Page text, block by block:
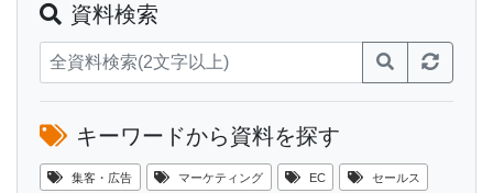
資料検索
キーワードから資料を探す
集客・広告 マーケティング EC セールス